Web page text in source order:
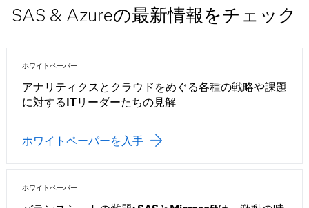
SAS & Azureの最新情報をチェック
ホワイトペーパー
アナリティクスとクラウドをめぐる各種の戦略や課題
に対するITリーダーたちの見解
ホワイトペーパーを入手
ホワイトペーパー